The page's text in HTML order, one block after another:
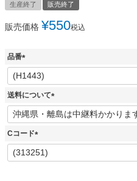
生産終了 販売終了
販売価格 ¥550税込
品番
(
必
須
送料について
(
必
Cコード
(
必